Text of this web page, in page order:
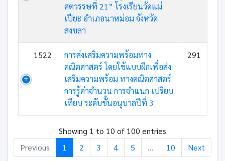
ศตวรรษที่ 21” โรงเรียนวัดแม่
เปียะ อำเภอนาหม่อม จังหวัด
สงขลา
1522
การส่งเสริมความพร้อมทาง
คณิตศาสตร์ โดยใช้แบบฝึกเพื่อส่ง
เสริมความพร้อม ทางคณิตศาสตร์
การรู้ค่าจำนวน การจำแนก เปรียบ
เทียบ ระดับชั้นอนุบาลปีที่ 3
291
Showing 1 to 10 of 100 entries
Previous
1 2 3 4 5 … 10 Next